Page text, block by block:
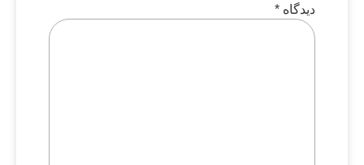
دیدگاه *